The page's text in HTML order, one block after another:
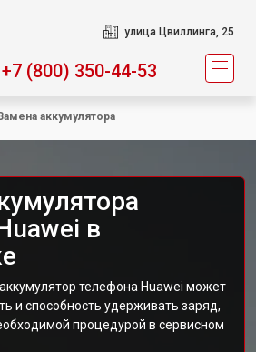
улица Цвиллинга, 25
+7 (800) 350-44-53
аккумулятора
в
телефона Huawei может
и способность удерживать заряд,
процедурой в сервисном